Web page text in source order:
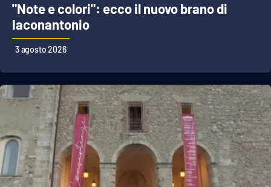
"Note e colori": ecco il nuovo brano di
Iaconantonio
3 agosto 2026